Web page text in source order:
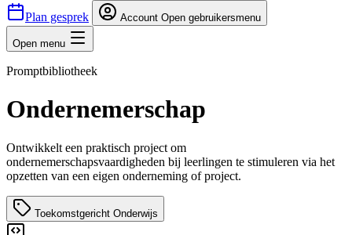
Plan gesprek
Account Open gebruikersmenu
Open menu
Promptbibliotheek
Ondernemerschap
Ontwikkelt een praktisch project om
ondernemerschapsvaardigheden bij leerlingen te stimuleren via het
opzetten van een eigen onderneming of project.
Toekomstgericht Onderwijs